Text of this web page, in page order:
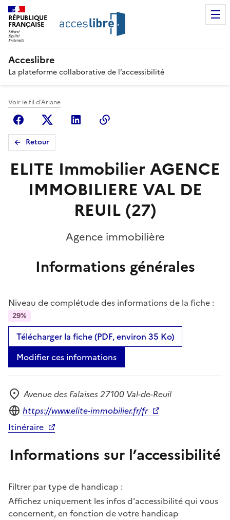
RÉPUBLIQUE
FRANÇAISE
Acceslibre
La plateforme collaborative de l’accessibilité
Voir le fil d'Ariane
FacebookX (anciennement Twitter)
Linkedin
Retour
ELITE Immobilier AGENCE
IMMOBILIERE VAL DE
REUIL (27)
Agence immobilière
Informations générales
Niveau de complétude des informations de la fiche :
29%
Télécharger la fiche (PDF, environ 35 Ko)
Modifier ces informations
Adresse
Avenue des Falaises 27100 Val-de-Reuil
Site internet
https://www.elite-immobilier.fr/fr
Itinéraire
Informations sur l’accessibilité
Filtrer par type de handicap :
Affichez uniquement les infos d'accessibilité qui vous
concernent, en fonction de votre handicap